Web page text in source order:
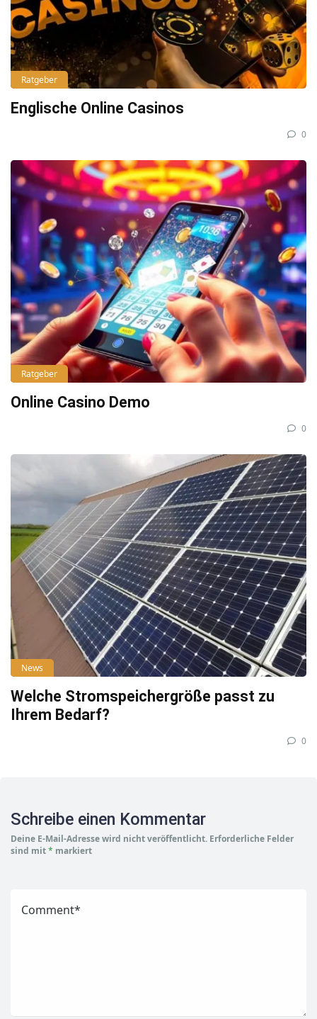
Ratgeber
Englische Online Casinos
0
Ratgeber
Online Casino Demo
0
News
Welche Stromspeichergröße passt zu
Ihrem Bedarf?
0
Schreibe einen Kommentar
Deine E-Mail-Adresse wird nicht veröffentlicht. Erforderliche Felder
sind mit* markiert